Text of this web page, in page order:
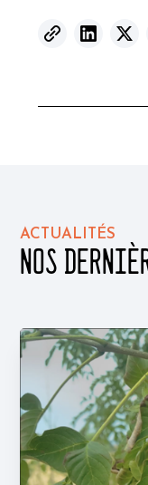
ACTUALITÉS
Nos